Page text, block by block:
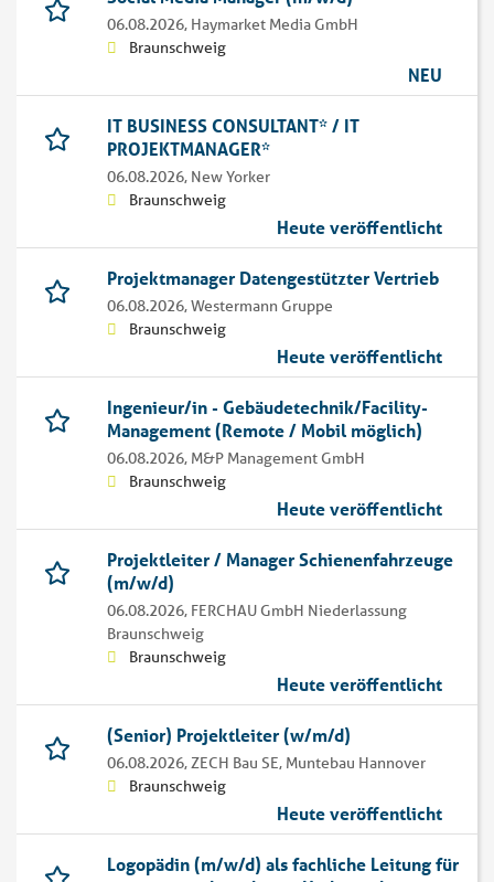
06.08.2026, Haymarket Media GmbH
Braunschweig
NEU
IT BUSINESS CONSULTANT* / IT
PROJEKTMANAGER*
06.08.2026, New Yorker
Braunschweig
Heute veröffentlicht
Projektmanager Datengestützter Vertrieb
06.08.2026,Westermann Gruppe
Braunschweig
Heute veröffentlicht
Ingenieur/in - Gebäudetechnik/Facility-
Management (Remote / Mobil möglich)
06.08.2026, M&P Management GmbH
Braunschweig
Heute veröffentlicht
Projektleiter / Manager Schienenfahrzeuge
(m/w/d)
06.08.2026, FERCHAU GmbH Niederlassung
Braunschweig
Braunschweig
Heute veröffentlicht
(Senior) Projektleiter (w/m/d)
06.08.2026,ZECH Bau SE, Muntebau Hannover
Braunschweig
Heute veröffentlicht
Logopädin (m/w/d) als fachliche Leitung für